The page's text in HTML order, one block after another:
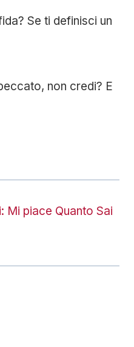
Se ti definisci un
non credi? E
Mi piace Quanto Sai